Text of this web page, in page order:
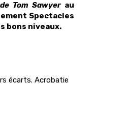
Tom Sawyerau
Spectacles
bons niveaux.
écarts. Acrobatie